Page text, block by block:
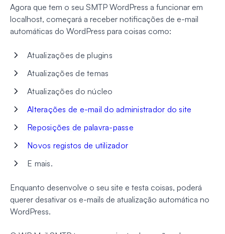
Agora que tem o seu SMTP WordPress a funcionar em
localhost, começará a receber notificações de e-mail
automáticas do WordPress para coisas como:
Atualizações de plugins
Atualizações de temas
Atualizações do núcleo
Alterações de e-mail do administrador do site
Reposições de palavra-passe
Novos registos de utilizador
E mais.
Enquanto desenvolve o seu site e testa coisas, poderá
querer desativar os e-mails de atualização automática no
WordPress.